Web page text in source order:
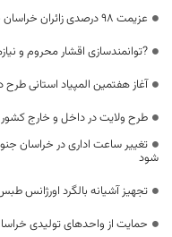
عزیمت ۹۸ درصدی زائران خراسان جنوبی به عتبات عالیات
?توانمندسازی اقشار محروم و
آغاز هفتمین المپیاد استانی
طرح ولایت در داخل و خارج
شود
تجهیز آشیانه بالگرد اورژانس
حمایت از واحدهای تولیدی